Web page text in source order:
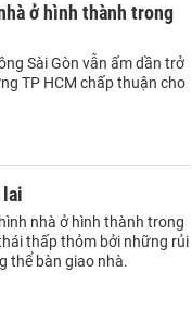
ở hình thành trong
Sài Gòn vẫn ấm dần trở
TP HCM chấp thuận cho
lai
nhà ở hình thành trong
thấp thỏm bởi những rủi
thể bàn giao nhà.